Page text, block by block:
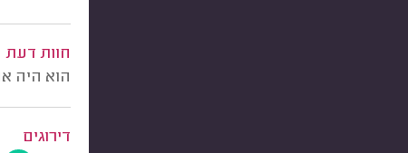
חוות דעת
הוא היה
דירוגים